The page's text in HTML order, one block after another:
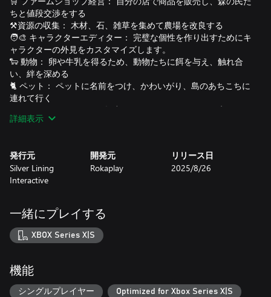
ちと値段交渉をする
⚒️資源の収集： 木材、石、雑草を集めて農場を改良する
🧑‍🎨 キャラクターエディター： 完璧な個性を作り出すためにキ
ャラクターの外見をカスタマイズします。
🐑 動物： 卵や牛乳を得るため、動物たちに餌を与え、触れ合
い、絆を深める
🐈 ペット： ペットに名前をつけ、かわいがり、島のあちこちに
連れて行く
☯️ ハーモニー・ツリーの探究： ハーモニー・ツリーを癒し、こ
の小さな島をよりよくするための要望に応える
率を高める
❤️ 関係: 親切な島民と友達になったりデートしたりして、友情
を築くか、あるいはそれ以上の関係を目指しましょう。
詳細表示
発行元
Silver Lining
Interactive
開発元
Rokaplay
リリース日
2025/8/26
一緒にプレイする
XBOX Series X|S
機能
シングルプレイヤー Optimized for Xbox Series X|S